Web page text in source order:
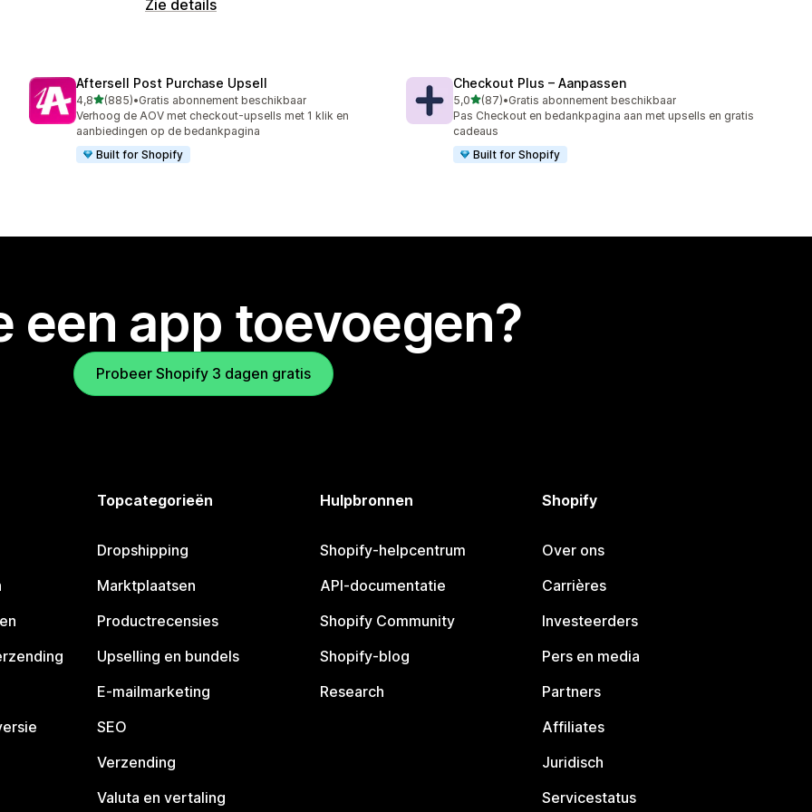
Zie details
Aftersell Post Purchase Upsell
4,8van 5 sterren
(885)
885 recensies in totaal
•Gratis abonnement beschikbaar
Verhoog de AOV met checkout-upsells met 1 klik en
aanbiedingen op de bedankpagina
Built for Shopify
Checkout Plus – Aanpassen
5,0van 5 sterren
(87)
87 recensies in totaal
•Gratis abonnement beschikbaar
Pas Checkout en bedankpagina aan met upsells en gratis
cadeaus
Built for Shopify
een app toevoegen?
Probeer Shopify 3 dagen gratis
Topcategorieën
Dropshipping
Marktplaatsen
Productrecensies
Upselling en bundels
E-mailmarketing
SEO
Verzending
Valuta en vertaling
Hulpbronnen
Shopify-helpcentrum
API-documentatie
Shopify Community
Shopify-blog
Research
Shopify
Over ons
Carrières
Investeerders
Pers en media
Partners
Affiliates
Juridisch
Servicestatus